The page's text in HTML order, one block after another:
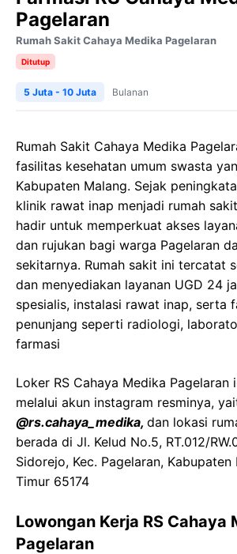
Pagelaran
Rumah Sakit Cahaya Medika Pagelaran
Ditutup
5 Juta - 10 Juta Bulanan
Rumah Sakit Cahaya Medika
fasilitas kesehatan umum swasta
Kabupaten Malang. Sejak
klinik rawat inap menjadi rumah
hadir untuk memperkuat akses
dan rujukan bagi warga Pagelaran
sekitarnya. Rumah sakit ini tercatat
dan menyediakan layanan UGD 24
spesialis, instalasi rawat inap, serta
penunjang seperti radiologi,
farmasi
Loker RS Cahaya Medika Pagelaran
melalui akun instagram resminya,
@rs.cahaya_medika, dan lokasi
berada di Jl. Kelud No.5, RT.012/
Sidorejo, Kec. Pagelaran, Kabupaten
Timur 65174
Lowongan Kerja RS Cahaya
Pagelaran